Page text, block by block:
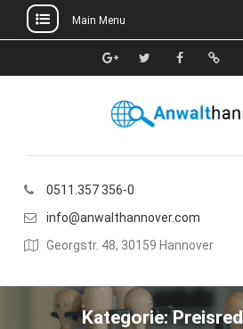
to
Main Menu
Google+TwitterFacebook
Xing
0511.357 356-0
info@anwalthannover.com
Georgstr. 48, 30159 Hannover
Kategorie: